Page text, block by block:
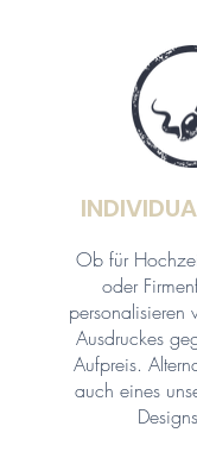
Ob für
oder
personalisieren
Ausdruckes
Aufpreis.
auch eines